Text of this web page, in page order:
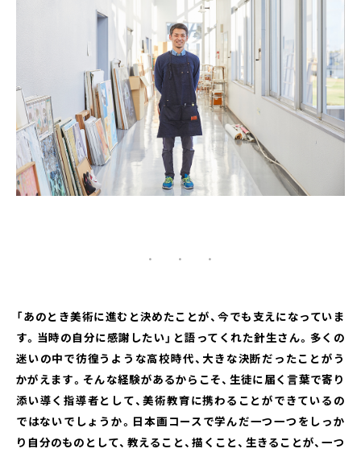
・ ・ ・
「あのとき美術に進むと決めたことが、今でも支えになっていま
す。当時の自分に感謝したい」と語ってくれた針生さん。多くの
迷いの中で彷徨うような高校時代、大きな決断だったことがう
かがえます。そんな経験があるからこそ、生徒に届く言葉で寄り
添い導く指導者として、美術教育に携わることができているの
ではないでしょうか。日本画コースで学んだ一つ一つをしっか
り自分のものとして、教えること、描くこと、生きることが、一つ